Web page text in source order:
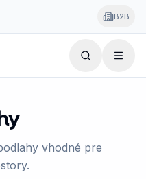
B2B
vhodné pre